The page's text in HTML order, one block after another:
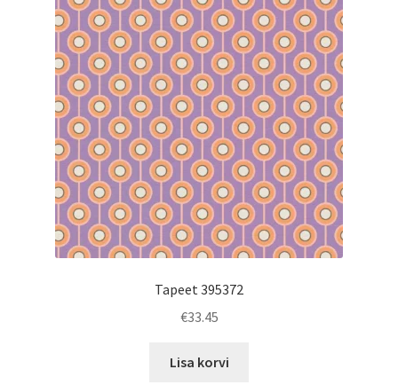
Tapeet 395372
€33.45
Lisa korvi